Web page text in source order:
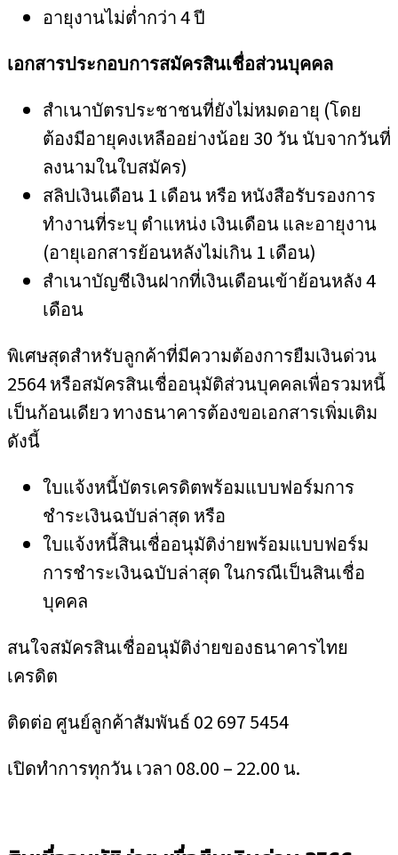
อายุงานไม่ต่ำกว่า 4 ปี
เอกสารประกอบการสมัครสินเชื่อส่วนบุคคล
สำเนาบัตรประชาชนที่ยังไม่หมดอายุ (โดย
ต้องมีอายุคงเหลืออย่างน้อย 30 วัน นับจากวันที่
ลงนามในใบสมัคร)
สลิปเงินเดือน 1 เดือน หรือ หนังสือรับรองการ
ทำงานที่ระบุ ตำแหน่ง เงินเดือน และอายุงาน
(อายุเอกสารย้อนหลังไม่เกิน 1 เดือน)
สำเนาบัญชีเงินฝากที่เงินเดือนเข้าย้อนหลัง 4
เดือน
พิเศษสุดสำหรับลูกค้าที่มีความต้องการยืมเงินด่วน
2564 หรือสมัครสินเชื่ออนุมัติส่วนบุคคลเพื่อรวมหนี้
เป็นก้อนเดียว ทางธนาคารต้องขอเอกสารเพิ่มเติม
ดังนี้
ใบแจ้งหนี้บัตรเครดิตพร้อมแบบฟอร์มการ
ชำระเงินฉบับล่าสุด หรือ
ใบแจ้งหนี้สินเชื่ออนุมัติง่ายพร้อมแบบฟอร์ม
การชำระเงินฉบับล่าสุด ในกรณีเป็นสินเชื่อ
บุคคล
สนใจสมัครสินเชื่ออนุมัติง่ายของธนาคารไทย
เครดิต
ติดต่อ ศูนย์ลูกค้าสัมพันธ์ 02 697 5454
เปิดทำการทุกวัน เวลา 08.00 – 22.00 น.